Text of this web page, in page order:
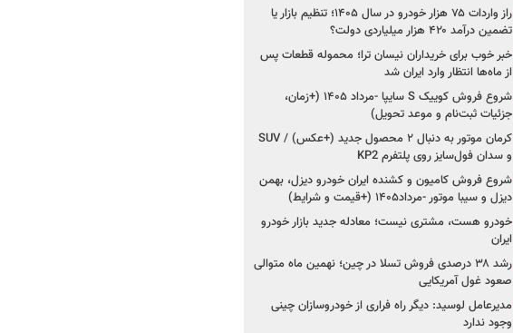
راز واردات ۷۵ هزار خودرو در سال ۱۴۰۵؛ تنظیم بازار یا
تضمین درآمد ۴۲۰ هزار میلیاردی دولت؟
خبر خوب برای خریداران نیسان ترا؛ محموله قطعات پس
از ماه‌ها انتظار وارد ایران شد
شروع فروش کوییک S سایپا -مرداد ۱۴۰۵ (+زمان،
جزئیات ثبت‌نام و موعد تحویل)
کرمان موتور به دنبال ۲ محصول جدید (+عکس) / SUV
و سدان فول‌سایز روی پلتفرم KP2
شروع فروش کامیون و کشنده ایران خودرو دیزل، بهمن
دیزل و سیبا موتور -مرداد۱۴۰۵ (+قیمت و شرایط)
خودرو هست، مشتری نیست؛ معادله جدید بازار خودرو
ایران
رشد ۳۸ درصدی فروش تسلا در چین؛ نهمین ماه متوالی
صعود غول آمریکایی
مدیرعامل لوسید: دیگر راه فراری از خودروسازان چینی
وجود ندارد